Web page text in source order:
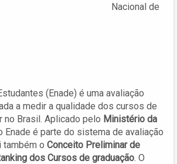
Nacional de
(Enade) é uma avaliação
a medir a qualidade dos cursos de
no Brasil. Aplicado pelo Ministério da
Enade é parte do sistema de avaliação
também o Conceito Preliminar de
dos Cursos de graduação. O